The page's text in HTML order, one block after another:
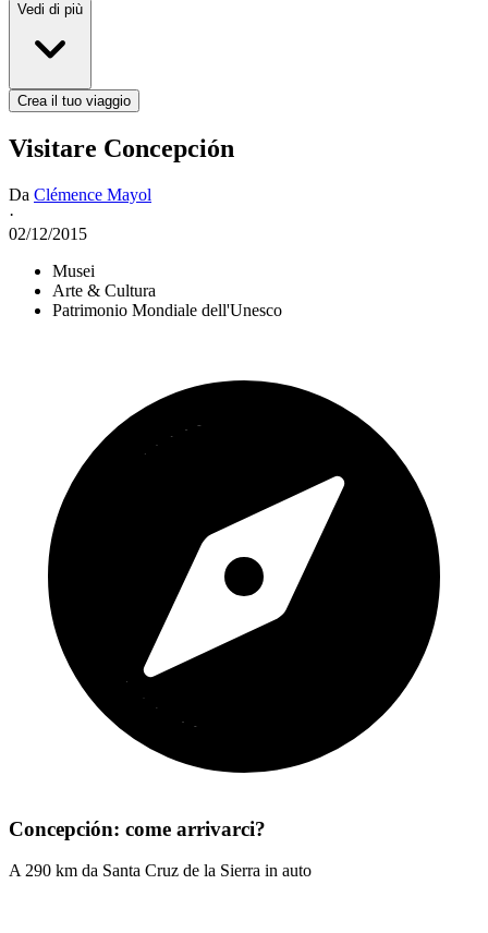
Vedi di più
Crea il tuo viaggio
Visitare Concepción
Da Clémence Mayol
·
02/12/2015
Musei
Arte & Cultura
Patrimonio Mondiale dell'Unesco
Concepción: come arrivarci?
A 290 km da Santa Cruz de la Sierra in auto